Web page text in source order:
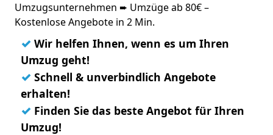
Umzugsunternehmen ➨ Umzüge ab 80€ –
Kostenlose Angebote in 2 Min.
✓ Wir helfen Ihnen, wenn es um Ihren
Umzug geht!
✓ Schnell & unverbindlich Angebote
erhalten!
✓ Finden Sie das beste Angebot für Ihren
Umzug!